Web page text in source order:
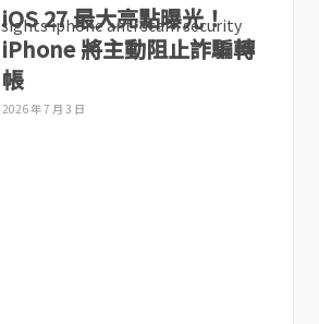
iOS 27 最大亮點曝光！
iPhone 將主動阻止詐騙轉
帳
2026 年 7 月 3 日